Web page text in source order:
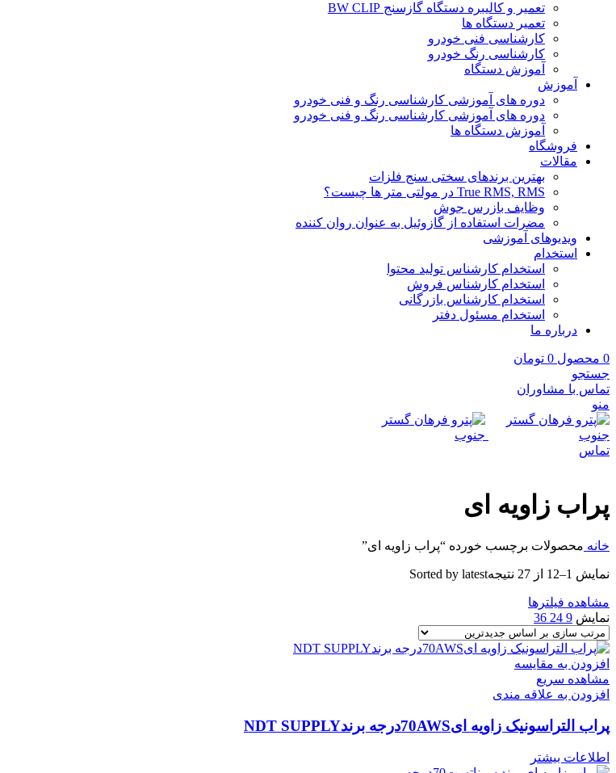
تعمیر و کالیبره دستگاه گازسنج BW CLIP
تعمیر دستگاه ها
کارشناسی فنی خودرو
کارشناسی رنگ خودرو
آموزش دستگاه
آموزش
دوره های آموزشی کارشناسی رنگ و فنی خودرو
دوره های آموزشی کارشناسی رنگ و فنی خودرو
آموزش دستگاه ها
فروشگاه
مقالات
بهترین برندهای سختی سنج فلزات
True RMS, RMS در مولتی متر ها چیست؟
وظایف بازرس جوش
مضرات استفاده از گازوئیل به عنوان روان کننده
ویدیوهای آموزشی
استخدام
استخدام کارشناس تولید محتوا
استخدام کارشناس فروش
استخدام کارشناس بازرگانی
استخدام مسئول دفتر
درباره ما
0 محصول 0 تومان
جستجو
تماس با مشاوران
منو
تماس
پراب زاویه ای
خانه محصولات برچسب خورده “پراب زاویه ای”
نمایش 1–12 از 27 نتیجه Sorted by latest
مشاهده فیلترها
نمایش 9
24
36
افزودن به مقایسه
مشاهده سریع
افزودن به علاقه مندی
پراب التراسونیک زاویه ای70AWSدرجه برندNDT SUPPLY
اطلاعات بیشتر